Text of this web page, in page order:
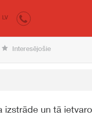
LV
Interesējošie
izstrāde un tā